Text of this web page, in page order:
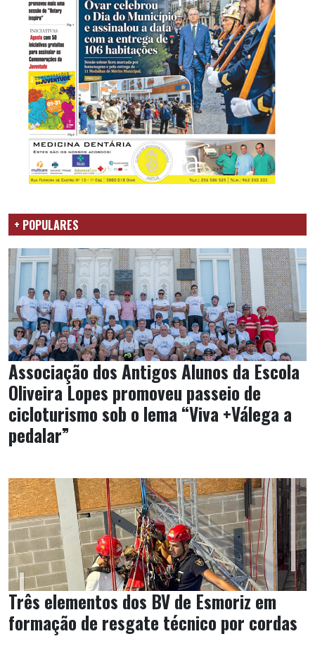
+ POPULARES
Associação dos Antigos Alunos da Escola
Oliveira Lopes promoveu passeio de
cicloturismo sob o lema “Viva +Válega a
pedalar”
Três elementos dos BV de Esmoriz em
formação de resgate técnico por cordas